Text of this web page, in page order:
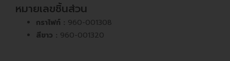
หมายเลขชิ้นส่วน
กราไฟท์ : 960-001308
สีขาว : 960-001320